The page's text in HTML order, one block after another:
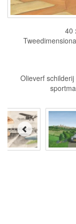
40
Olieverf